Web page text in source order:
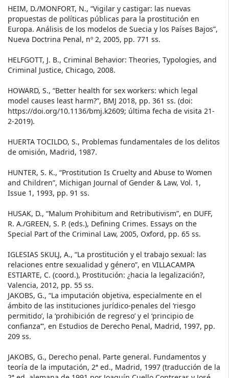
HEIM, D./MONFORT, N., “Vigilar y castigar: las nuevas
propuestas de políticas públicas para la prostitución en
Europa. Análisis de los modelos de Suecia y los Países Bajos”,
Nueva Doctrina Penal, nº 2, 2005, pp. 771 ss.
HELFGOTT, J. B., Criminal Behavior: Theories, Typologies, and
Criminal Justice, Chicago, 2008.
HOWARD, S., “Better health for sex workers: which legal
model causes least harm?”, BMJ 2018, pp. 361 ss. (doi:
https://doi.org/10.1136/bmj.k2609; última fecha de visita 21-
2-2019).
HUERTA TOCILDO, S., Problemas fundamentales de los delitos
de omisión, Madrid, 1987.
HUNTER, S. K., “Prostitution Is Cruelty and Abuse to Women
and Children”, Michigan Journal of Gender & Law, Vol. 1,
Issue 1, 1993, pp. 91 ss.
HUSAK, D., “Malum Prohibitum and Retributivism”, en DUFF,
R. A./GREEN, S. P. (eds.), Defining Crimes. Essays on the
Special Part of the Criminal Law, 2005, Oxford, pp. 65 ss.
IGLESIAS SKULJ, A., “La prostitución y el trabajo sexual: las
relaciones entre sexualidad y género”, en VILLACAMPA
ESTIARTE, C. (coord.), Prostitución: ¿hacia la legalización?,
Valencia, 2012, pp. 55 ss.
JAKOBS, G., “La imputación objetiva, especialmente en el
ámbito de las instituciones jurídico-penales del ‘riesgo
permitido’, la ‘prohibición de regreso’ y el ‘principio de
confianza’”, en Estudios de Derecho Penal, Madrid, 1997, pp.
209 ss.
JAKOBS, G., Derecho penal. Parte general. Fundamentos y
teoría de la imputación, 2ª ed., Madrid, 1997 (traducción de la